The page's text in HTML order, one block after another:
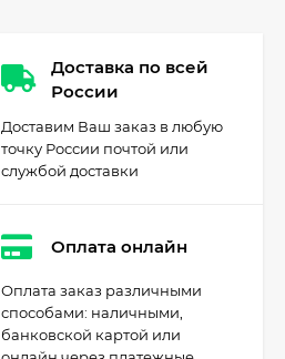
Доставка по всей
России
Доставим Ваш заказ в любую
точку России почтой или
службой доставки
Оплата онлайн
Оплата заказ различными
способами: наличными,
банковской картой или